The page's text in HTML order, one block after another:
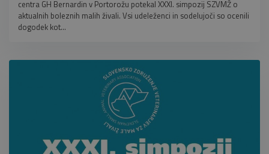
centra GH Bernardin v Portorožu potekal XXXI. simpozij SZVMŽ o
aktualnih boleznih malih živali. Vsi udeleženci in sodelujoči so ocenili
dogodek kot...